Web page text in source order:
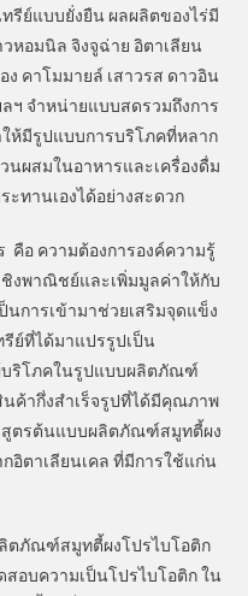
ทรีย์แบบยั่งยืน ผลผลิตของไร่มี
หอมนิล จิงจูฉ่าย อิตาเลียน
ง คาโมมายล์ เสาวรส ดาวอิน
ฯ จำหน่ายแบบสดรวมถึงการ
ห้มีรูปแบบการบริโภคที่หลาก
ผสมในอาหารและเครื่องดื่ม
ทานเองได้อย่างสะดวก
อ ความต้องการองค์ความรู้
งพาณิชย์และเพิ่มมูลค่าให้กับ
นการเข้ามาช่วยเสริมจุดแข็ง
ย์ที่ได้มาแปรรูปเป็น
ริโภคในรูปแบบผลิตภัณฑ์
ค้ากึ่งสำเร็จรูปที่ได้มีคุณภาพ
ตรต้นแบบผลิตภัณฑ์สมูทตี้ผง
อิตาเลียนเคล ที่มีการใช้แก่น
ตภัณฑ์สมูทตี้ผงโปรไบโอติก
สอบความเป็นโปรไบโอติก ใน